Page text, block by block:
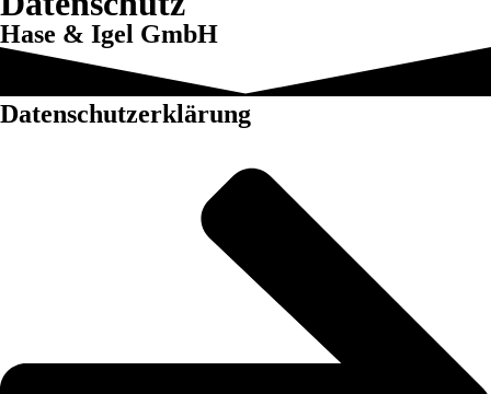
Hase & Igel GmbH
Daten­schutz­erklärung